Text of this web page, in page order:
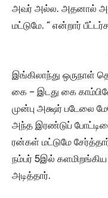
அவர் அல்ல. அதனால்
மட்டுமே. ” என்றார்
இங்கிலாந்து ஒருநாள்
கை – இடது கை
முன்பு அக்ஷர் படேலை
அந்த இரண்டுப்
ரன்கள் மட்டுமே
நம்பர் 5இல்
அடித்தார்.